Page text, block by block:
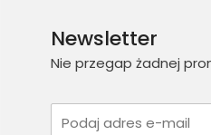
Newsletter
Nie przegap żadnej
Podaj adres e-mail